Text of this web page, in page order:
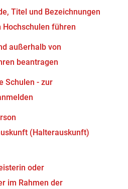
Titel und Bezeichnungen
Hochschulen führen
außerhalb von
beantragen
Schulen - zur
(Halterauskunft)
oder
im Rahmen der